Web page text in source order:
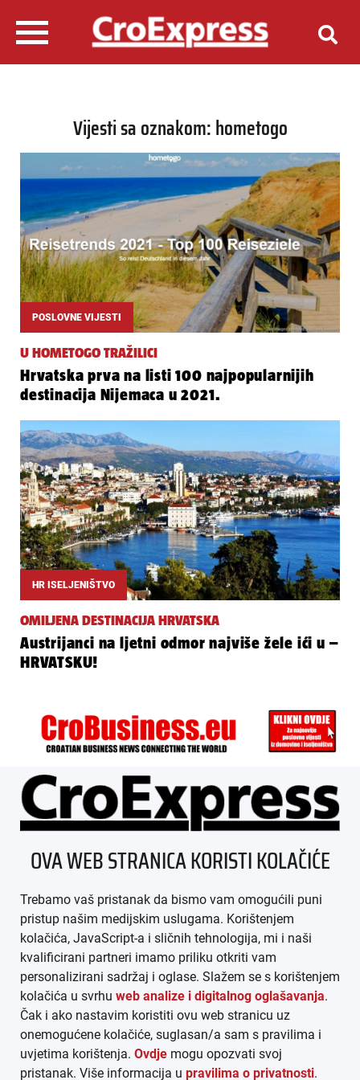
Vijesti sa oznakom: hometogo
POSLOVNE VIJESTI
U HOMETOGO TRAŽILICI
Hrvatska prva na listi 100 najpopularnijih
destinacija Nijemaca u 2021.
HR ISELJENIŠTVO
OMILJENA DESTINACIJA HRVATSKA
Austrijanci na ljetni odmor najviše žele ići u –
HRVATSKU!
ÜBER UNS
IMPRESSUM
AGB
DATENSCHUTZ
MEDIADATEN
ARHIVA (PDF)
OVA WEB STRANICA KORISTI KOLAČIĆE
Trebamo vaš pristanak da bismo vam omogućili puni
pristup našim medijskim uslugama. Korištenjem
kolačića, JavaScript-a i sličnih tehnologija, mi i naši
kvalificirani partneri imamo priliku otkriti vam
personalizirani sadržaj i oglase. Slažem se s korištenjem
kolačića u svrhu web analize i digitalnog oglašavanja.
Čak i ako nastavim koristiti ovu web stranicu uz
onemogućene kolačiće, suglasan/a sam s pravilima i
uvjetima korištenja. Ovdje mogu opozvati svoj
pristanak. Više informacija u pravilima o privatnosti.